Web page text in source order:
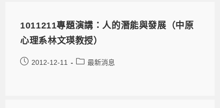
1011211專題演講：人的潛能與發展（中原
心理系林文瑛教授）
2012-12-11 最新消息